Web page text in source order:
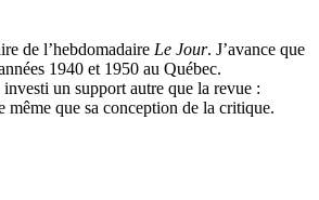
de l’hebdomadaire Le Jour. J’avance que
1940 et 1950 au Québec.
un support autre que la revue :
même que sa conception de la critique.